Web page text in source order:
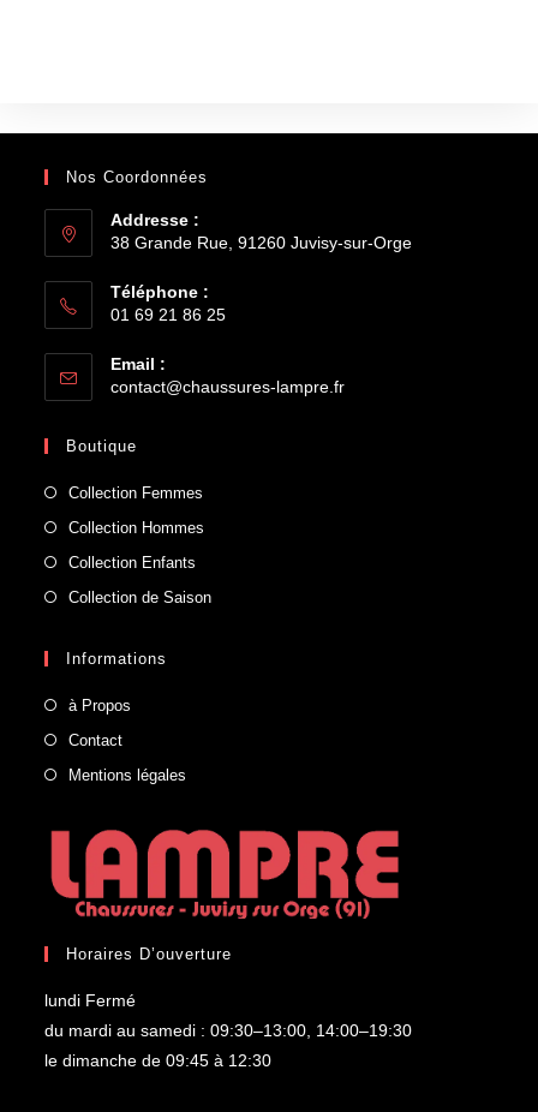
Nos Coordonnées
Addresse :
38 Grande Rue, 91260 Juvisy-sur-Orge
Téléphone :
01 69 21 86 25
Email :
contact@chaussures-lampre.fr
Boutique
Collection Femmes
Collection Hommes
Collection Enfants
Collection de Saison
Informations
à Propos
Contact
Mentions légales
Horaires D’ouverture
lundi Fermé
du mardi au samedi : 09:30–13:00, 14:00–19:30
le dimanche de 09:45 à 12:30